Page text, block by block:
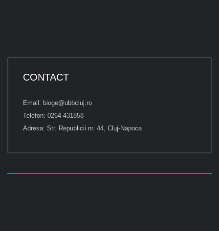
CONTACT
Email: bioge@ubbcluj.ro
Telefon: 0264-431858
Adresa: Str. Republicii nr. 44, Cluj-Napoca